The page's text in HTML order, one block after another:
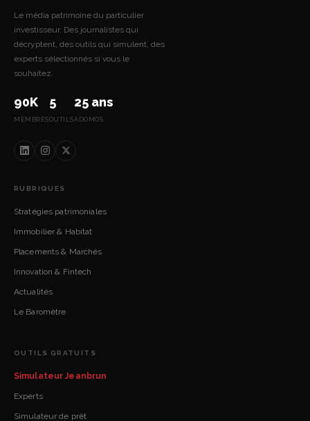
Le média patrimoine du particulier
investisseur. Des journalistes qui
décryptent, des outils qui simulent, des
experts sélectionnés si vous le
souhaitez.
90K
MEMBRES
5
OUTILS
25 ans
ADOMOS
RUBRIQUES
Stratégies patrimoniales
Immobilier & Habitat
Placements & Marchés
Innovation & Fintech
Actualités
Le Baromètre
OUTILS GRATUITS
Simulateur Jeanbrun
Experts
Simulateur de prêt